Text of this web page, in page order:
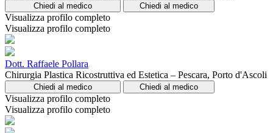
Chiedi al medico Chiedi al medico
Visualizza profilo completo
Visualizza profilo completo
Dott. Raffaele Pollara
Chirurgia Plastica Ricostruttiva ed Estetica – Pescara, Porto d'Ascoli
Chiedi al medico Chiedi al medico
Visualizza profilo completo
Visualizza profilo completo